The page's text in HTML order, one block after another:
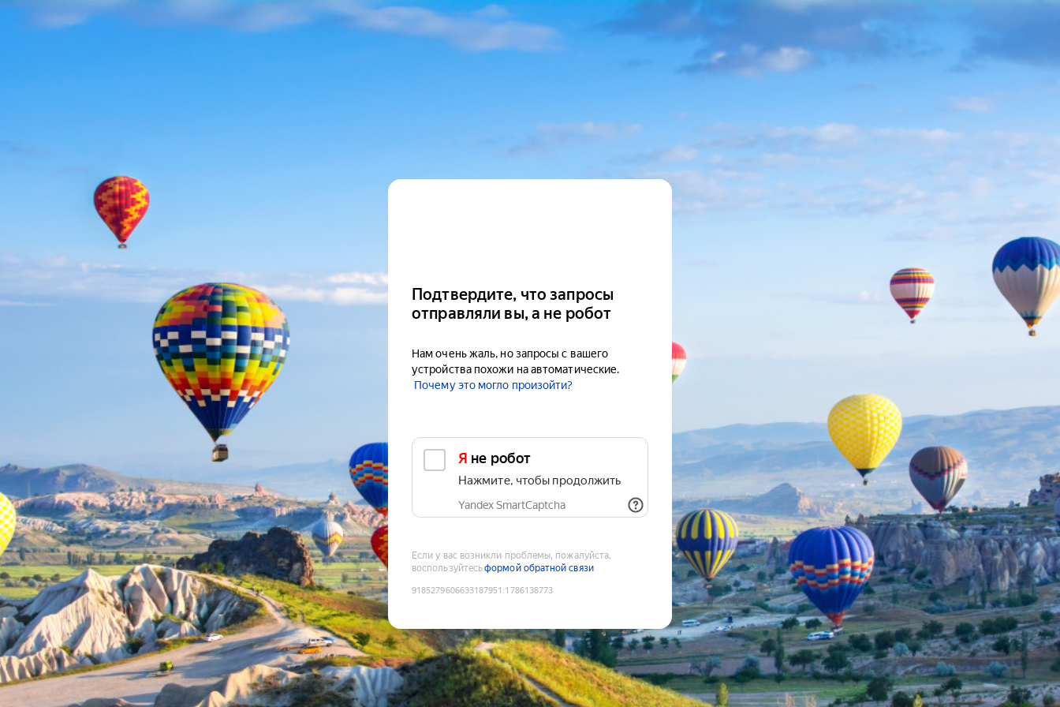
Подтвердите, что запросы
отправляли вы, а не робот
Нам очень жаль, но запросы с вашего
устройства похожи на автоматические.
Почему это могло произойти?
Я не робот
Нажмите, чтобы продолжить
Yandex SmartCaptcha
Если у вас возникли проблемы, пожалуйста,
воспользуйтесьформой обратной связи
9185279606633187951 :1786138773